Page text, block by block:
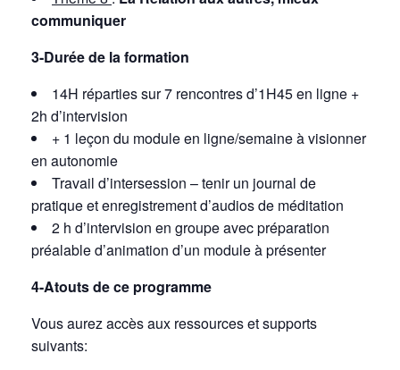
communiquer
3-Durée de la formation
14H réparties sur 7 rencontres d’1H45 en ligne +
2h d’intervision
+ 1 leçon du module en ligne/semaine à visionner
en autonomie
Travail d’intersession – tenir un journal de
pratique et enregistrement d’audios de méditation
2 h d’intervision en groupe avec préparation
préalable d’animation d’un module à présenter
4-Atouts de ce programme
Vous aurez accès aux ressources et supports
suivants: